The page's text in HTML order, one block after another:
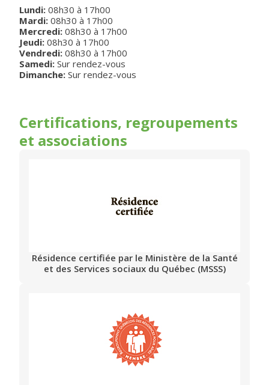
Lundi: 08h30 à 17h00
Mardi: 08h30 à 17h00
Mercredi: 08h30 à 17h00
Jeudi: 08h30 à 17h00
Vendredi: 08h30 à 17h00
Samedi: Sur rendez-vous
Dimanche: Sur rendez-vous
Certifications, regroupements
et associations
Résidence certifiée par le Ministère de la Santé
et des Services sociaux du Québec (MSSS)